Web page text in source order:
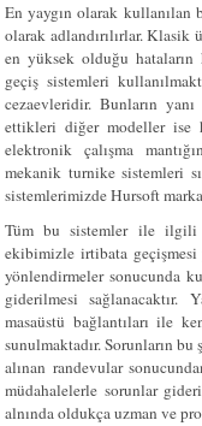
En yaygın olarak
olarak adlandırılırlar.
en yüksek olduğu
geçiş sistemleri
cezaevleridir. Bunların
ettikleri diğer modeller ise
elektronik çalışma
mekanik turnike sistemleri
sistemlerimizde Hursoft
Tüm bu sistemler ile ilgili
ekibimizle irtibata
yönlendirmeler sonucunda
giderilmesi sağlanacaktır.
masaüstü bağlantıları ile
sunulmaktadır. Sorunların
alınan randevular
müdahalelerle sorunlar
alnında oldukça uzman ve